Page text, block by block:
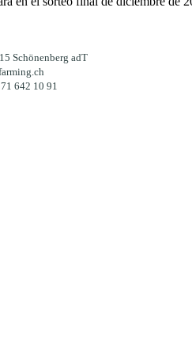
Schönenberg adT
642 10 91